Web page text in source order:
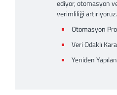
ediyor, otomasyon
verimliliği artırıyoruz.
Otomasyon
Veri Odaklı
Yeniden